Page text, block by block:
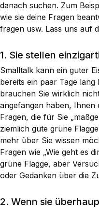
danach suchen. Zum
wie sie deine Fragen
fragen usw. Lass uns auf
1. Sie stellen
Smalltalk kann ein guter
bereits ein paar Tage
brauchen Sie wirklich
angefangen haben, Ihnen
Fragen, die für Sie
ziemlich gute grüne
mehr über Sie wissen
Fragen wie „Wie geht es
grüne Flagge, aber
oder Gedanken über die
2. Wenn sie